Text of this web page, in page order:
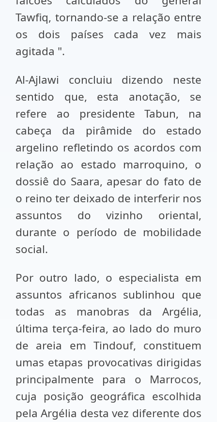
Tawfiq, tornando-se a relação entre
os dois países cada vez mais
agitada ".
Al-Ajlawi concluiu dizendo neste
sentido que, esta anotação, se
refere ao presidente Tabun, na
cabeça da pirâmide do estado
argelino refletindo os acordos com
relação ao estado marroquino, o
dossiê do Saara, apesar do fato de
o reino ter deixado de interferir nos
assuntos do vizinho oriental,
durante o período de mobilidade
social.
Por outro lado, o especialista em
assuntos africanos sublinhou que
todas as manobras da Argélia,
última terça-feira, ao lado do muro
de areia em Tindouf, constituem
umas etapas provocativas dirigidas
principalmente para o Marrocos,
cuja posição geográfica escolhida
pela Argélia desta vez diferente dos